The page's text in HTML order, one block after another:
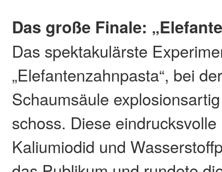
Das große Finale:
Das spektakulärste
„Elefantenzahnpasta“, bei
Schaumsäule
schoss. Diese
Kaliumiodid und